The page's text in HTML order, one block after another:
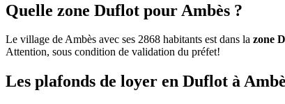
Quelle zone Duflot pour Ambès ?
Le village de Ambès avec ses 2868 habitants est dans la zone
Attention, sous condition de validation du préfet!
Les plafonds de loyer en Duflot à